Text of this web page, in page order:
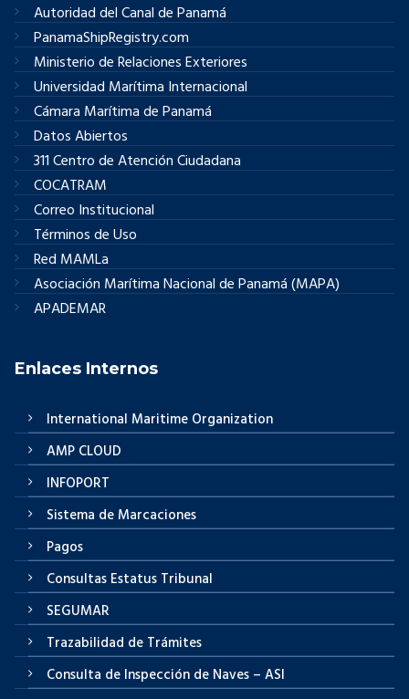
Autoridad del Canal de Panamá
PanamaShipRegistry.com
Ministerio de Relaciones Exteriores
Universidad Marítima Internacional
Cámara Marítima de Panamá
Datos Abiertos
311 Centro de Atención Ciudadana
COCATRAM
Correo Institucional
Términos de Uso
Red MAMLa
Asociación Marítima Nacional de Panamá (MAPA)
APADEMAR
Enlaces Internos
International Maritime Organization
AMP CLOUD
INFOPORT
Sistema de Marcaciones
Pagos
Consultas Estatus Tribunal
SEGUMAR
Trazabilidad de Trámites
Consulta de Inspección de Naves – ASI